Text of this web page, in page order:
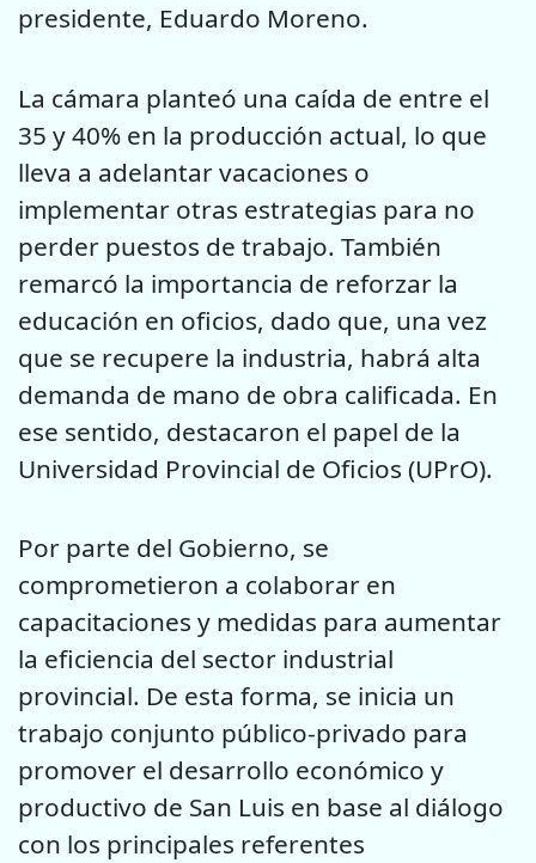
presidente, Eduardo Moreno.
La cámara planteó una caída de entre el
35 y 40% en la producción actual, lo que
lleva a adelantar vacaciones o
implementar otras estrategias para no
perder puestos de trabajo. También
remarcó la importancia de reforzar la
educación en oficios, dado que, una vez
que se recupere la industria, habrá alta
demanda de mano de obra calificada. En
ese sentido, destacaron el papel de la
Universidad Provincial de Oficios (UPrO).
Por parte del Gobierno, se
comprometieron a colaborar en
capacitaciones y medidas para aumentar
la eficiencia del sector industrial
provincial. De esta forma, se inicia un
trabajo conjunto público-privado para
promover el desarrollo económico y
productivo de San Luis en base al diálogo
con los principales referentes